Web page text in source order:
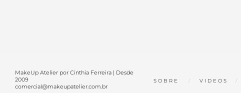
MakeUp Atelier por Cinthia Ferreira | Desde
2009
comercial@makeupatelier.com.br
SOBRE VIDEOS